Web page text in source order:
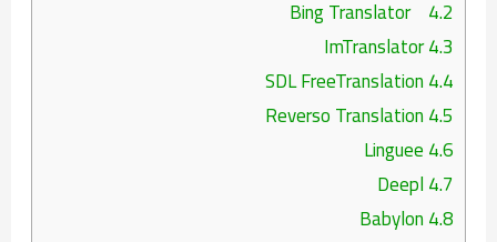
4.2
Bing Translator
4.3
ImTranslator
4.4
4.5
4.6
4.7
4.8